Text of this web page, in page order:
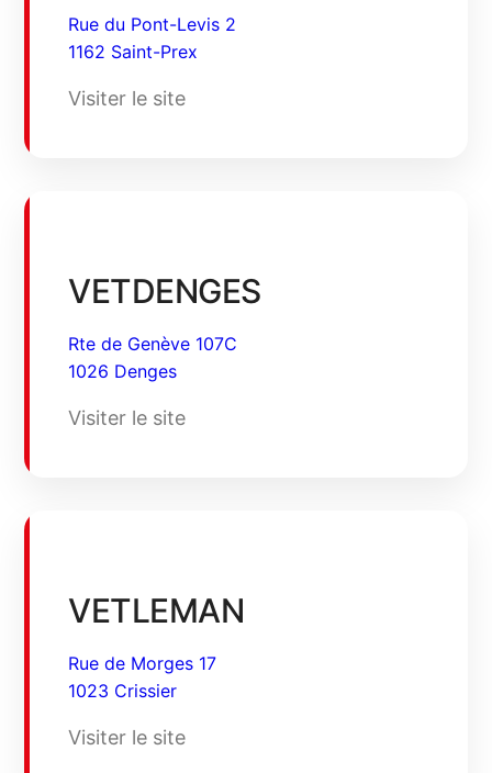
Rue du Pont-Levis 2
1162 Saint-Prex
Visiter le site
VETDENGES
Rte de Genève 107C
1026 Denges
Visiter le site
VETLEMAN
Rue de Morges 17
1023 Crissier
Visiter le site